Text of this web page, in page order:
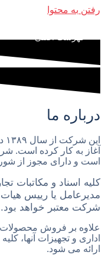
رفتن به محتوا
درباره ما
آغاز به کار کرده است.
است و دارای مجوز از
کلیه اسناد و مکاتبات
مدیرعامل یا رییس هیات
شرکت معتبر خواهد بود.
اداری و تجهیزات آنها،
ارائه می شود.